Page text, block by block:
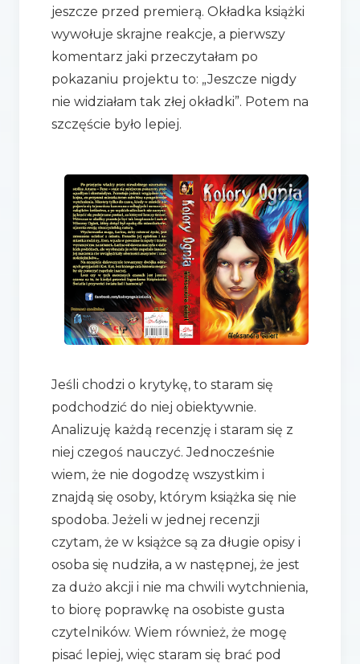
jeszcze przed premierą. Okładka książki
wywołuje skrajne reakcje, a pierwszy
komentarz jaki przeczytałam po
pokazaniu projektu to: „Jeszcze nigdy
nie widziałam tak złej okładki”. Potem na
szczęście było lepiej.
Jeśli chodzi o krytykę, to staram się
podchodzić do niej obiektywnie.
Analizuję każdą recenzję i staram się z
niej czegoś nauczyć. Jednocześnie
wiem, że nie dogodzę wszystkim i
znajdą się osoby, którym książka się nie
spodoba. Jeżeli w jednej recenzji
czytam, że w książce są za długie opisy i
osoba się nudziła, a w następnej, że jest
za dużo akcji i nie ma chwili wytchnienia,
to biorę poprawkę na osobiste gusta
czytelników. Wiem również, że mogę
pisać lepiej, więc staram się brać pod